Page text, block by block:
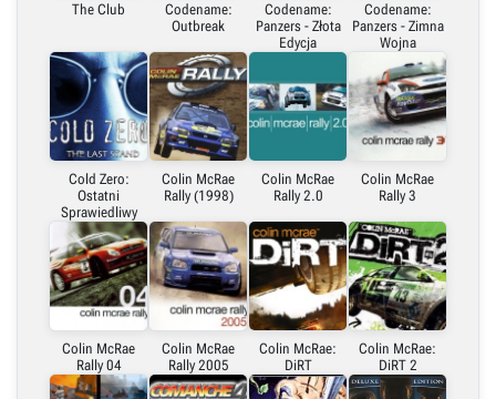
The Club
Codename:
Outbreak
Codename:
Panzers - Złota
Edycja
Codename:
Panzers - Zimna
Wojna
Cold Zero:
Ostatni
Sprawiedliwy
Colin McRae
Rally (1998)
Colin McRae
Rally 2.0
Colin McRae
Rally 3
Colin McRae
Rally 04
Colin McRae
Rally 2005
Colin McRae:
DiRT
Colin McRae:
DiRT 2